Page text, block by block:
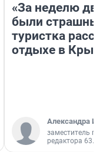
«За неделю
были
туристка
отдыхе в
Александра
заместитель
редактора 63.RU